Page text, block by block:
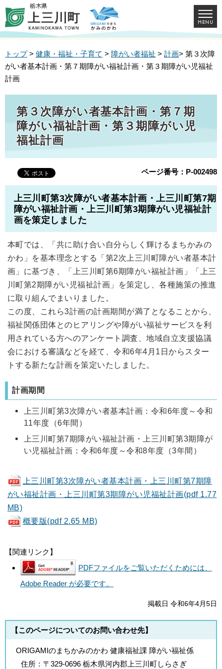
トップ> 健康・福祉・子育て > 障がい者福祉 > 計画> 第３次障
がい者基本計画・第７期障がい福祉計画・第３期障がい児福祉
計画
第３次障がい者基本計画・第７期
障がい福祉計画・第３期障がい児
福祉計画
ページ番号：P-002498
上三川町第3次障がい者基本計画・上三川町第7期
障がい福祉計画・上三川町第3期障がい児福祉計
画を策定しました
本町では、「共に助け合い自分らしく輝けるまちかみの
かわ」を基本理念とする「第2次上三川町障がい者基本計
画」に基づき、「上三川町第6期障がい福祉計画」「上三
川町第2期障がい児福祉計画」を策定し、各種施策の推進
に取り組んでまいりました。
この度、これら3計画の計画期間が満了となることから、
福祉関係団体とのヒアリングや障がい福祉サービスを利
用されている方へのアンケート調査、地域自立支援協議
会における審議などを経て、令和6年4月1日からスター
トする新たな計画を策定いたしました。
計画期間
上三川町第3次障がい者基本計画：令和6年度～令和
11年度（6年間）
上三川町第7期障がい福祉計画・上三川町第3期障が
い児福祉計画：令和6年度～令和8年度（3年間）
上三川町第3次障がい者基本計画・上三川町第7期障
がい福祉計画・上三川町第3期障がい児福祉計画(pdf 1.77
MB)
概要版(pdf 2.65 MB)
【関連リンク】
PDFファイルをご覧いただくためには、
Adobe Reader が必要です。
掲載日 令和6年4月5日
【このページについてのお問い合わせ先】
ORIGAMIのまちかみのかわ 健康福祉課 障がい福祉係
住所： 〒329-0696 栃木県河内郡上三川町しらさぎ